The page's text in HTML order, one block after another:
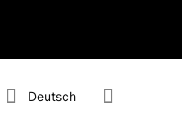
Deutsch